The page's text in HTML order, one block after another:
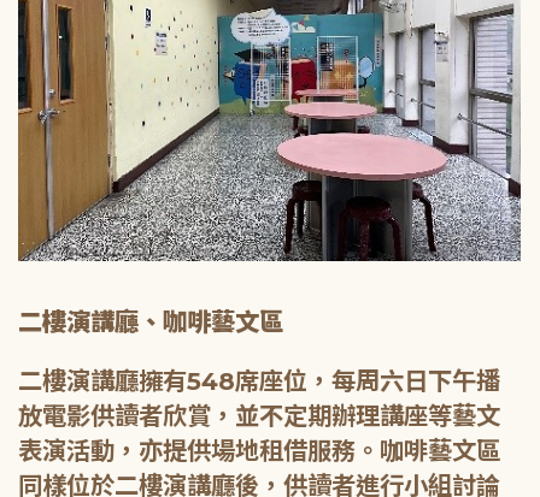
二樓演講廳、咖啡藝文區
二樓演講廳擁有548席座位，每周六日下午播
放電影供讀者欣賞，並不定期辦理講座等藝文
表演活動，亦提供場地租借服務。咖啡藝文區
同樣位於二樓演講廳後，供讀者進行小組討論